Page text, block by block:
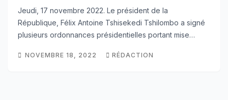
Jeudi, 17 novembre 2022. Le président de la
République, Félix Antoine Tshisekedi Tshilombo a signé
plusieurs ordonnances présidentielles portant mise…
NOVEMBRE 18, 2022 RÉDACTION